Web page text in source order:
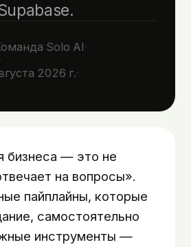
Solo AI·
·
2026 г.·
бизнеса — это не
на вопросы».
пайплайны, которые
самостоятельно
инструменты —